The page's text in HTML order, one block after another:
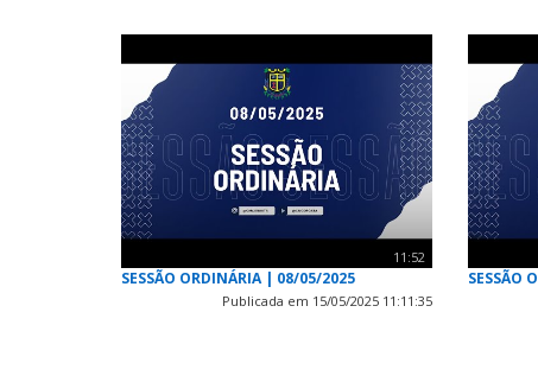
11:52
SESSÃO ORDINÁRIA | 08/05/2025
Publicada em 15/05/2025 11:11:35
SESSÃO